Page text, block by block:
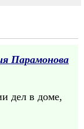
Парамонова
дел в доме,